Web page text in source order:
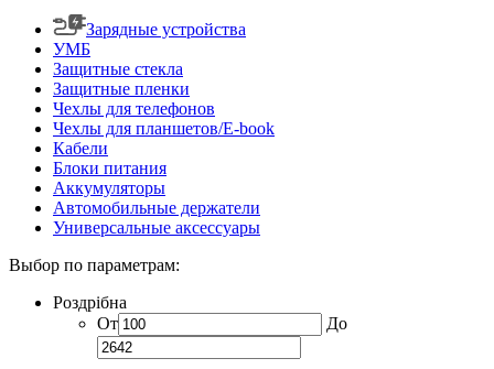
Зарядные устройства
УМБ
Защитные стекла
Защитные пленки
Чехлы для телефонов
Чехлы для планшетов/E-book
Кабели
Блоки питания
Аккумуляторы
Автомобильные держатели
Универсальные аксессуары
Выбор по параметрам:
Роздрібна
От
До